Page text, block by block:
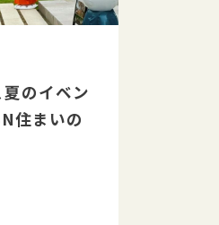
夏のイベン
住まいの